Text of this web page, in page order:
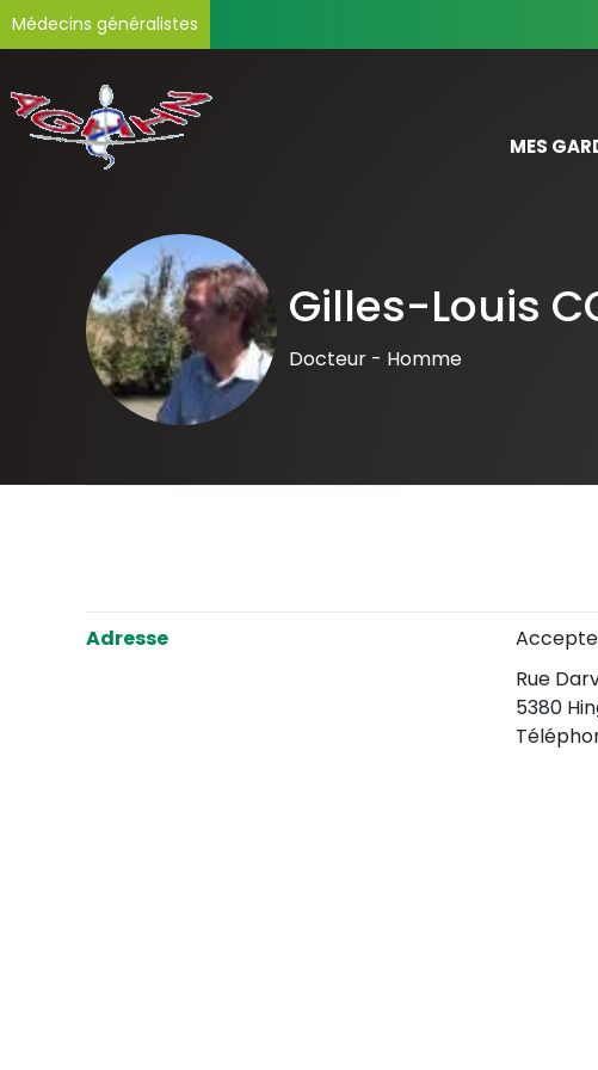
Médecins généralistes
MES
Gilles-Louis
Docteur - Homme
Adresse
Rue
5380